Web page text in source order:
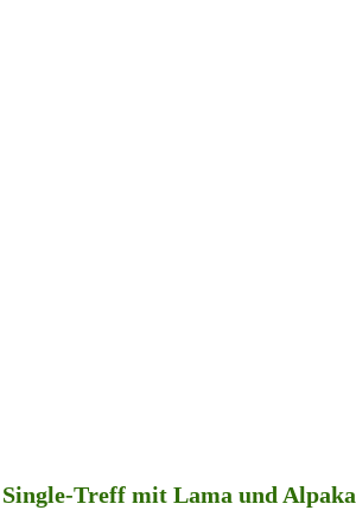
Single-Treff mit Lama und Alpaka